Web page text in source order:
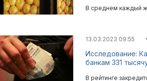
В среднем каждый
13.03.2023 09:55
Исследование:
банкам 331
В рейтинге